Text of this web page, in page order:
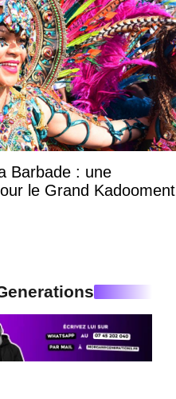
Barbade : une
le Grand Kadooment